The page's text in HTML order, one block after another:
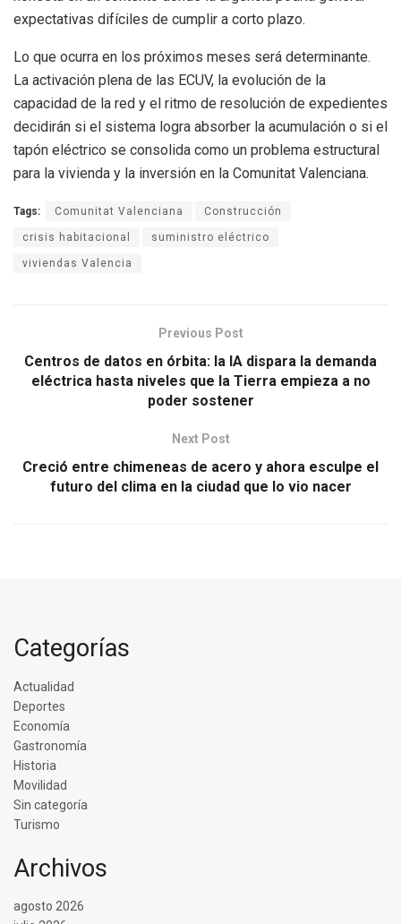
expectativas difíciles de cumplir a corto plazo.
Lo que ocurra en los próximos meses será determinante.
La activación plena de las ECUV, la evolución de la
capacidad de la red y el ritmo de resolución de expedientes
decidirán si el sistema logra absorber la acumulación o si el
tapón eléctrico se consolida como un problema estructural
para la vivienda y la inversión en la Comunitat Valenciana.
Tags: Comunitat Valenciana Construcción
crisis habitacional suministro eléctrico
viviendas Valencia
Previous Post
Centros de datos en órbita: la IA dispara la demanda
eléctrica hasta niveles que la Tierra empieza a no
poder sostener
Next Post
Creció entre chimeneas de acero y ahora esculpe el
futuro del clima en la ciudad que lo vio nacer
Categorías
Actualidad
Deportes
Economía
Gastronomía
Historia
Movilidad
Sin categoría
Turismo
Archivos
agosto 2026